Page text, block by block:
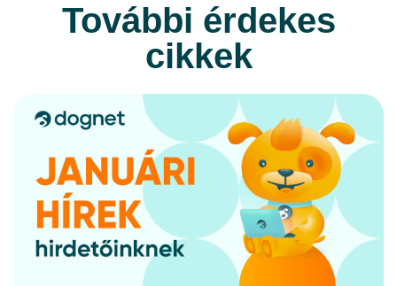
További érdekes
cikkek